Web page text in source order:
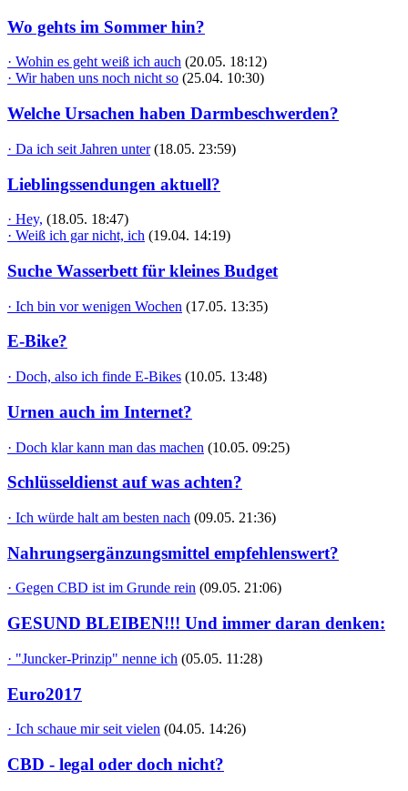
Wo gehts im Sommer hin?
· Wohin es geht weiß ich auch (20.05. 18:12)
· Wir haben uns noch nicht so (25.04. 10:30)
Welche Ursachen haben Darmbeschwerden?
· Da ich seit Jahren unter (18.05. 23:59)
Lieblingssendungen aktuell?
· Hey, (18.05. 18:47)
· Weiß ich gar nicht, ich (19.04. 14:19)
Suche Wasserbett für kleines Budget
· Ich bin vor wenigen Wochen (17.05. 13:35)
E-Bike?
· Doch, also ich finde E-Bikes (10.05. 13:48)
Urnen auch im Internet?
· Doch klar kann man das machen (10.05. 09:25)
Schlüsseldienst auf was achten?
· Ich würde halt am besten nach (09.05. 21:36)
Nahrungsergänzungsmittel empfehlenswert?
· Gegen CBD ist im Grunde rein (09.05. 21:06)
GESUND BLEIBEN!!! Und immer daran denken:
· "Juncker-Prinzip" nenne ich (05.05. 11:28)
Euro2017
· Ich schaue mir seit vielen (04.05. 14:26)
CBD - legal oder doch nicht?